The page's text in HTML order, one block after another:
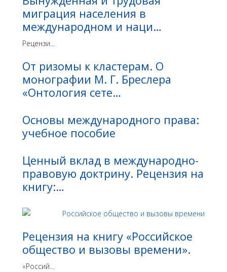
миграция населения в
международном и наци…
Рецензи...
От ризомы к кластерам. О
монографии М. Г. Бреслера
«Онтология сете…
Основы международного права:
учебное пособие
Ценный вклад в международно-
правовую доктрину. Рецензия на
книгу:…
Рецензия на книгу «Российское
общество и вызовы времени».
«Россий...